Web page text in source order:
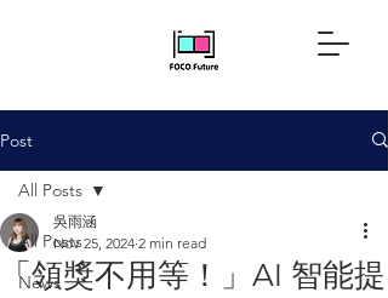
Post
All Posts
News
All Posts
「領獎不用等！」AI 智能提
吳雨涵
Nov 25, 2024 2 min read